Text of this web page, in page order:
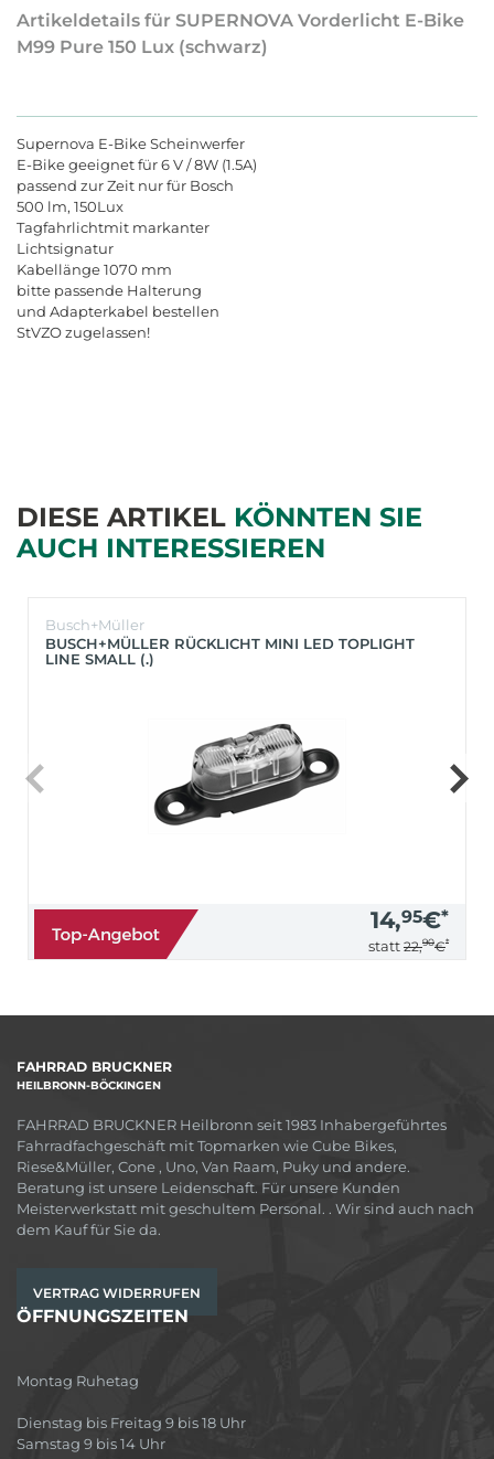
Artikeldetails für SUPERNOVA Vorderlicht E-Bike
M99 Pure 150 Lux (schwarz)
Supernova E-Bike Scheinwerfer
E-Bike geeignet für 6 V / 8W (1.5A)
passend zur Zeit nur für Bosch
500 lm, 150Lux
Tagfahrlichtmit markanter
Lichtsignatur
Kabellänge 1070 mm
bitte passende Halterung
und Adapterkabel bestellen
StVZO zugelassen!
DIESE ARTIKEL KÖNNTEN SIE
AUCH INTERESSIEREN
Busch+Müller
BUSCH+MÜLLER RÜCKLICHT MINI LED TOPLIGHT
LINE SMALL (.)
14,95€*
statt 22,90€*
FAHRRAD BRUCKNER
HEILBRONN-BÖCKINGEN
FAHRRAD BRUCKNER Heilbronn seit 1983 Inhabergeführtes
Fahrradfachgeschäft mit Topmarken wie Cube Bikes,
Riese&Müller, Cone , Uno, Van Raam, Puky und andere.
Beratung ist unsere Leidenschaft. Für unsere Kunden
Meisterwerkstatt mit geschultem Personal. . Wir sind auch nach
dem Kauf für Sie da.
VERTRAG WIDERRUFEN
ÖFFNUNGSZEITEN
Montag Ruhetag
Dienstag bis Freitag 9 bis 18 Uhr
Samstag 9 bis 14 Uhr